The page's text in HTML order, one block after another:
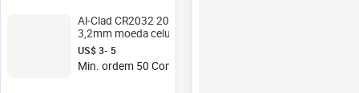
Baterias
Al-Clad CR2032 20d X
3,2mm moeda celular
bateria acessório> 4.5V
Li-ion bateria caso
US$ 3- 5
Min. ordem 50 Conjuntos